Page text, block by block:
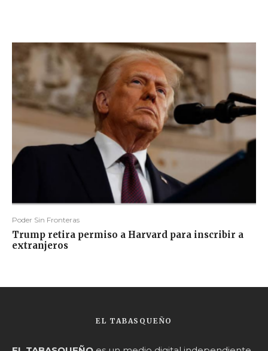
Poder Sin Fronteras
Trump retira permiso a Harvard para inscribir a
extranjeros
EL TABASQUEÑO